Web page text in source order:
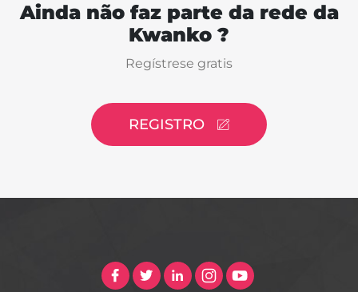
Ainda não faz parte da rede da
Kwanko ?
Regístrese gratis
REGISTRO